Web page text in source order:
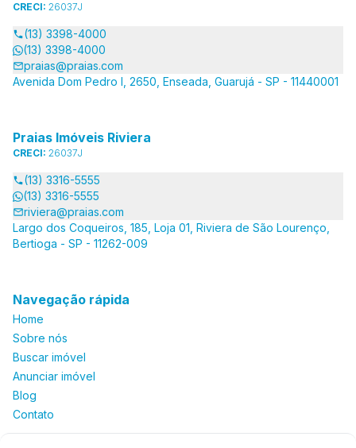
CRECI: 26037J
(13) 3398-4000
(13) 3398-4000
praias@praias.com
Avenida Dom Pedro I, 2650, Enseada, Guarujá - SP - 11440001
Praias Imóveis Riviera
CRECI: 26037J
(13) 3316-5555
(13) 3316-5555
riviera@praias.com
Largo dos Coqueiros, 185, Loja 01, Riviera de São Lourenço,
Bertioga - SP - 11262-009
Navegação rápida
Home
Sobre nós
Buscar imóvel
Anunciar imóvel
Blog
Contato